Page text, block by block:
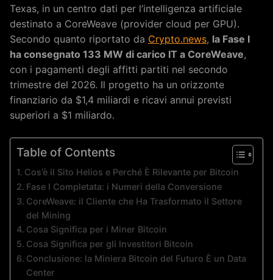
Texas, in un centro dati per l’intelligenza artificiale
destinato a CoreWeave (provider cloud per GPU).
Secondo quanto riportato da Crypto.news, la Fase I
ha consegnato 133 MW di carico IT a CoreWeave,
con i pagamenti degli affitti partiti nel secondo
trimestre del 2026. Il progetto ha un orizzonte
finanziario da $1,4 miliardi e ricavi annui previsti
superiori a $1 miliardo.
Table of Contents
Cos’è il Sito Helios e Perché È Rilevante per Bitcoin
Fase I Completata: i Numeri della Conversione
CoreWeave: il Cliente che Ha Trasformato il Settore
del Mining
Cosa Significa per i Miner Bitcoin
Cosa Significa per gli Investitori Bitcoin
Conclusione: la Miniera Bitcoin del Futuro È un Data
Center